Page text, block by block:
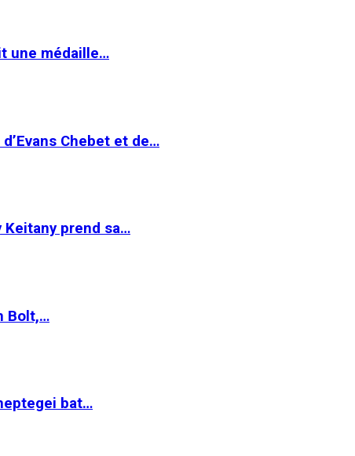
une médaille…
Chebet et de…
Keitany prend sa…
Bolt,…
bat…